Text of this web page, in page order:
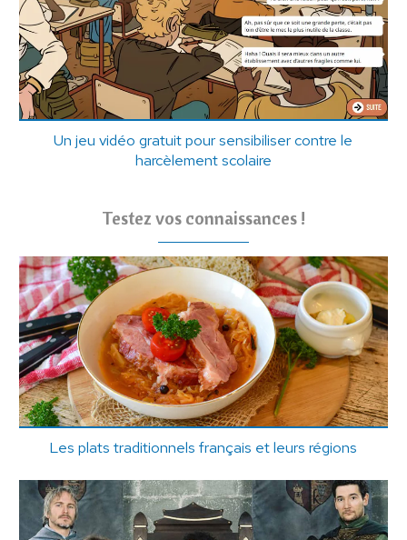
Un jeu vidéo gratuit pour sensibiliser contre le
harcèlement scolaire
Testez vos connaissances !
Les plats traditionnels français et leurs régions